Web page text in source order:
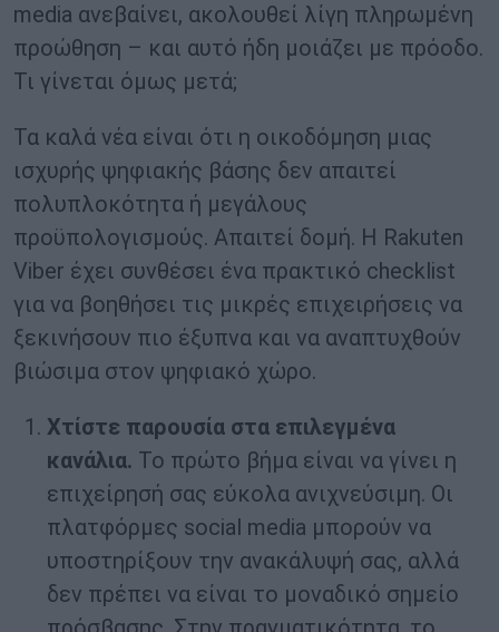
media ανεβαίνει, ακολουθεί λίγη πληρωμένη
προώθηση – και αυτό ήδη μοιάζει με πρόοδο.
Τι γίνεται όμως μετά;
Τα καλά νέα είναι ότι η οικοδόμηση μιας
ισχυρής ψηφιακής βάσης δεν απαιτεί
πολυπλοκότητα ή μεγάλους
προϋπολογισμούς. Απαιτεί δομή. Η Rakuten
Viber έχει συνθέσει ένα πρακτικό checklist
για να βοηθήσει τις μικρές επιχειρήσεις να
ξεκινήσουν πιο έξυπνα και να αναπτυχθούν
βιώσιμα στον ψηφιακό χώρο.
Χτίστε παρουσία στα επιλεγμένα
κανάλια. Το πρώτο βήμα είναι να γίνει η
επιχείρησή σας εύκολα ανιχνεύσιμη. Οι
πλατφόρμες social media μπορούν να
υποστηρίξουν την ανακάλυψή σας, αλλά
δεν πρέπει να είναι το μοναδικό σημείο